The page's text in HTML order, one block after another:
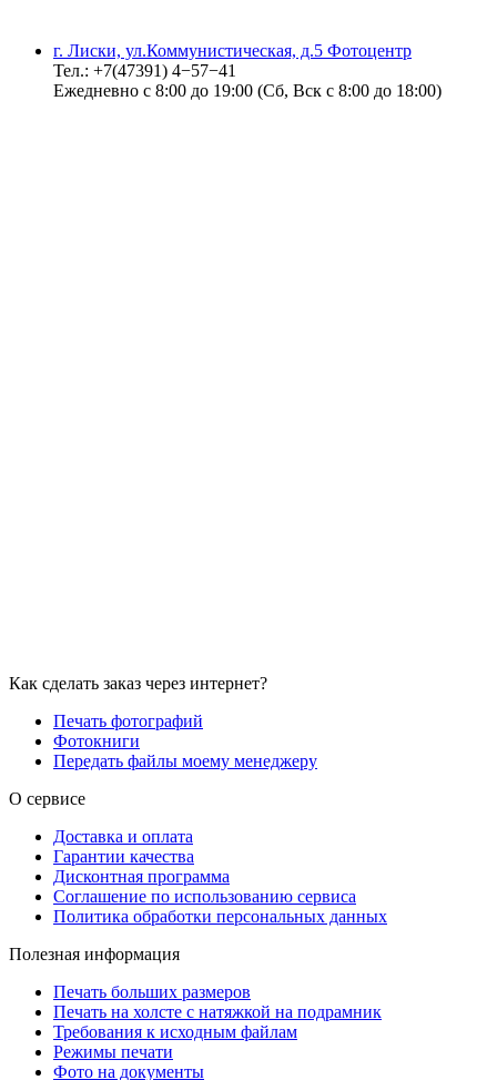
г. Лиски, ул.Коммунистическая, д.5 Фотоцентр
Тел.: +7(47391) 4−57−41
Ежедневно с 8:00 до 19:00 (Сб, Вск с 8:00 до 18:00)
Как сделать заказ через интернет?
Печать фотографий
Фотокниги
Передать файлы моему менеджеру
О сервисе
Доставка и оплата
Гарантии качества
Дисконтная программа
Соглашение по использованию сервиса
Политика обработки персональных данных
Полезная информация
Печать больших размеров
Печать на холсте c натяжкой на подрамник
Требования к исходным файлам
Режимы печати
Фото на документы